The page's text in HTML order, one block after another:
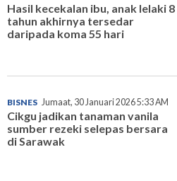
Hasil kecekalan ibu, anak lelaki 8
tahun akhirnya tersedar
daripada koma 55 hari
BISNES Jumaat, 30 Januari 2026 5:33 AM
Cikgu jadikan tanaman vanila
sumber rezeki selepas bersara
di Sarawak